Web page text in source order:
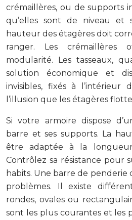
crémaillères, ou de supports
qu’elles sont de niveau et
hauteur des étagères doit
ranger. Les crémaillères
modularité. Les tasseaux,
solution économique et
invisibles, fixés à l’intérieur
l’illusion que les étagères
Si votre armoire dispose
barre et ses supports. La
être adaptée à la
Contrôlez sa résistance pour
habits. Une barre de
problèmes. Il existe
rondes, ovales ou
sont les plus courantes et les